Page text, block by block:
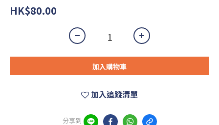
HK$80.00
加入購物車
加入追蹤清單
分享到